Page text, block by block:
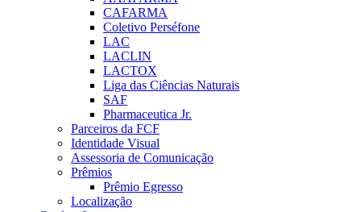
CAFARMA
Coletivo Perséfone
LAC
LACLIN
LACTOX
Liga das Ciências Naturais
SAF
Pharmaceutica Jr.
Parceiros da FCF
Identidade Visual
Assessoria de Comunicação
Prêmios
Prêmio Egresso
Localização